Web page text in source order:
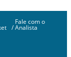
/
Fale com o
Analista